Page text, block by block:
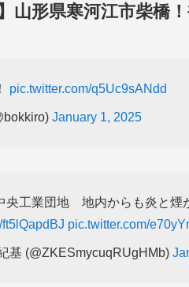
山形県寒河江市柴橋
pic.twitter.com/q5Uc9sANdd
January 1, 2025
央工業団地 地内からも炎と
ft5lQapdBJ pic.twitter.com/
(@ZKESmycuqRUgHMb)